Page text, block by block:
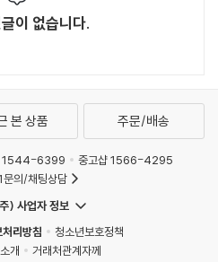
이 없습니다.
본 상품 주문/배송
1544-6399
중고샵 1566-4295
의/채팅상담
) 사업자 정보
리방침
청소년보호정책
개
거래처관계자께